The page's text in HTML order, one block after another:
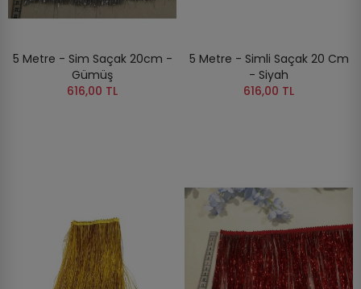
5 Metre - Sim Saçak 20cm -
Gümüş
616,00 TL
5 Metre - Simli Saçak 20 Cm
- Siyah
616,00 TL